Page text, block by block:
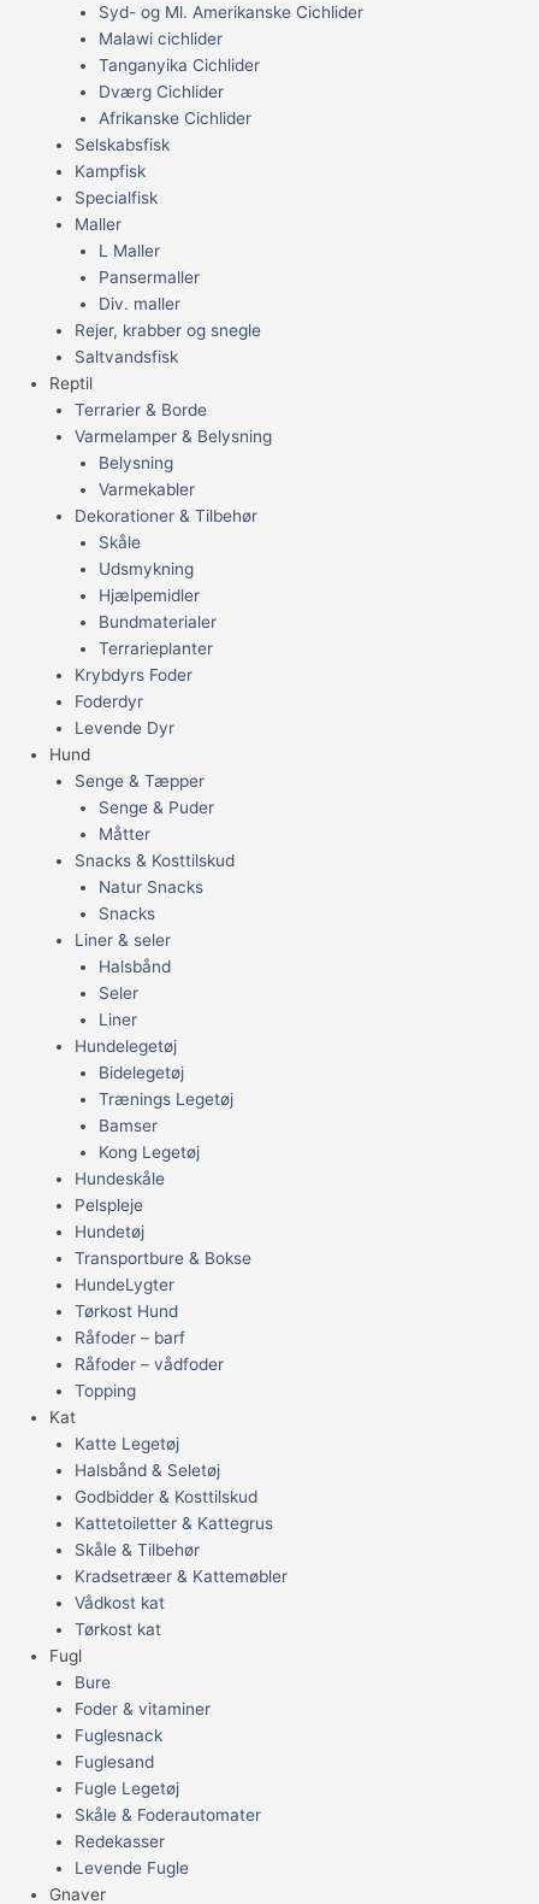
Syd- og Ml. Amerikanske Cichlider
Malawi cichlider
Tanganyika Cichlider
Dværg Cichlider
Afrikanske Cichlider
Selskabsfisk
Kampfisk
Specialfisk
Maller
L Maller
Pansermaller
Div. maller
Rejer, krabber og snegle
Saltvandsfisk
Reptil
Terrarier & Borde
Varmelamper & Belysning
Belysning
Varmekabler
Dekorationer & Tilbehør
Skåle
Udsmykning
Hjælpemidler
Bundmaterialer
Terrarieplanter
Krybdyrs Foder
Foderdyr
Levende Dyr
Hund
Senge & Tæpper
Senge & Puder
Måtter
Snacks & Kosttilskud
Natur Snacks
Snacks
Liner & seler
Halsbånd
Seler
Liner
Hundelegetøj
Bidelegetøj
Trænings Legetøj
Bamser
Kong Legetøj
Hundeskåle
Pelspleje
Hundetøj
Transportbure & Bokse
HundeLygter
Tørkost Hund
Råfoder – barf
Råfoder – vådfoder
Topping
Kat
Katte Legetøj
Halsbånd & Seletøj
Godbidder & Kosttilskud
Kattetoiletter & Kattegrus
Skåle & Tilbehør
Kradsetræer & Kattemøbler
Vådkost kat
Tørkost kat
Fugl
Bure
Foder & vitaminer
Fuglesnack
Fuglesand
Fugle Legetøj
Skåle & Foderautomater
Redekasser
Levende Fugle
Gnaver